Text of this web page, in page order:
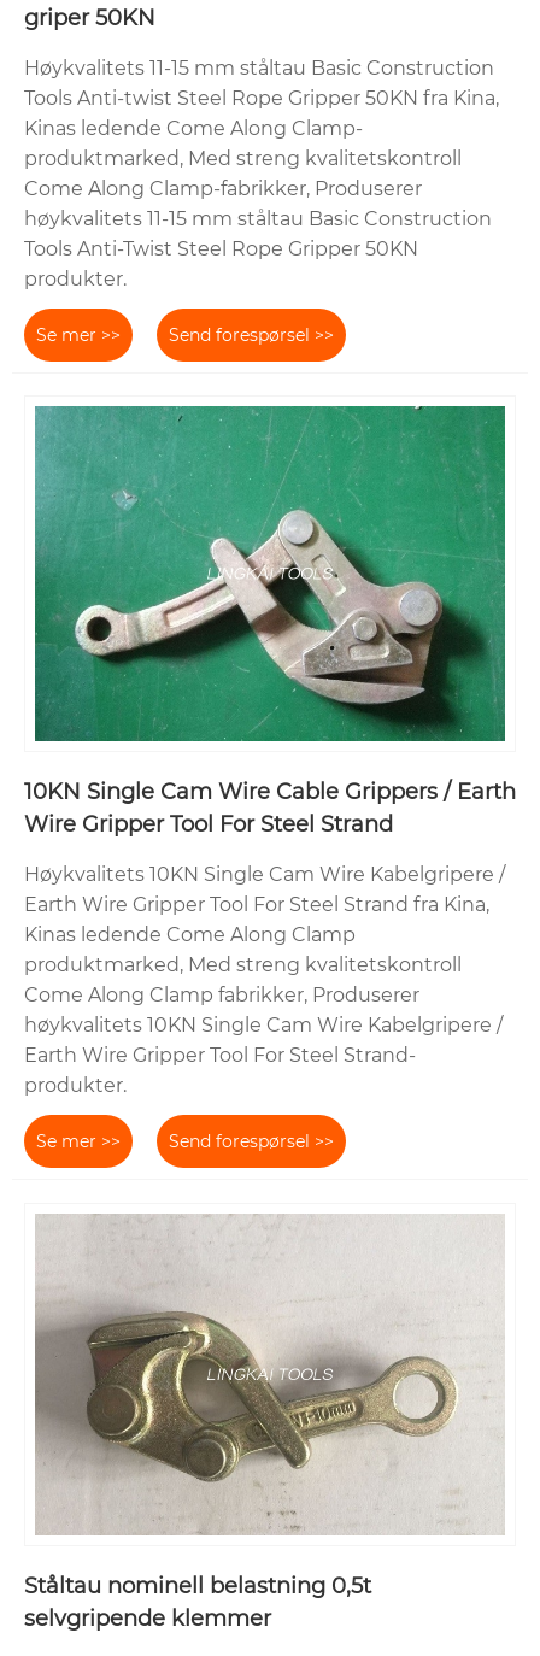
griper 50KN
Høykvalitets 11-15 mm ståltau Basic Construction
Tools Anti-twist Steel Rope Gripper 50KN fra Kina,
Kinas ledende Come Along Clamp-
produktmarked, Med streng kvalitetskontroll
Come Along Clamp-fabrikker, Produserer
høykvalitets 11-15 mm ståltau Basic Construction
Tools Anti-Twist Steel Rope Gripper 50KN
produkter.
Se mer >> Send forespørsel >>
10KN Single Cam Wire Cable Grippers / Earth
Wire Gripper Tool For Steel Strand
Høykvalitets 10KN Single Cam Wire Kabelgripere /
Earth Wire Gripper Tool For Steel Strand fra Kina,
Kinas ledende Come Along Clamp
produktmarked, Med streng kvalitetskontroll
Come Along Clamp fabrikker, Produserer
høykvalitets 10KN Single Cam Wire Kabelgripere /
Earth Wire Gripper Tool For Steel Strand-
produkter.
Se mer >> Send forespørsel >>
Ståltau nominell belastning 0,5t
selvgripende klemmer